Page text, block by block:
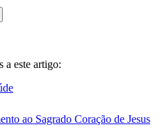
a este artigo:
ao Sagrado Coração de Jesus